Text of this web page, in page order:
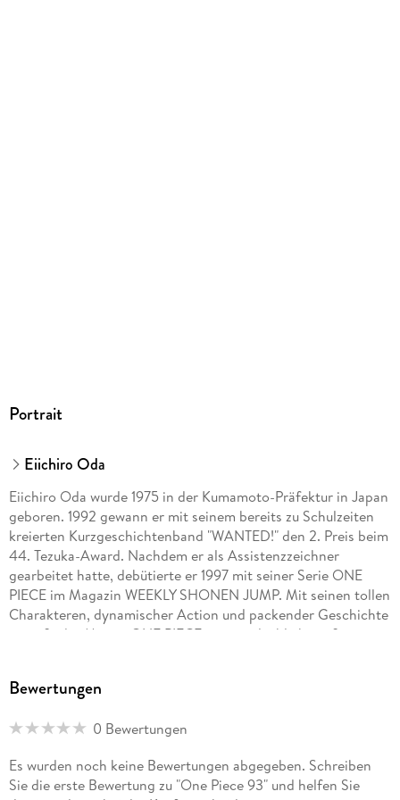
Portrait
Eiichiro Oda
Eiichiro Oda wurde 1975 in der Kumamoto-Präfektur in Japan
geboren. 1992 gewann er mit seinem bereits zu Schulzeiten
kreierten Kurzgeschichtenband "WANTED!" den 2. Preis beim
44. Tezuka-Award. Nachdem er als Assistenzzeichner
gearbeitet hatte, debütierte er 1997 mit seiner Serie ONE
PIECE im Magazin WEEKLY SHONEN JUMP. Mit seinen tollen
Charakteren, dynamischer Action und packender Geschichte
genießt der Manga ONE PIECE eine unglaublich große
multimedial große Erfolge: die Serie wurde als Anime
u. v. m. Die Serie hat auch in Europa und den USA unzählige
dreimonatlich bei Carlsen, außerdem sind mehrere Guides
und Romane sowie der Kurzgeschichtenband WANTED
Bewertungen
0 Bewertungen
Es wurden noch keine Bewertungen abgegeben. Schreiben
Sie die erste Bewertung zu "One Piece 93" und helfen Sie